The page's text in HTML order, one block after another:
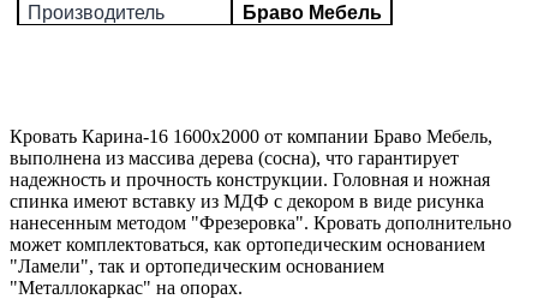
Производитель Браво Мебель
Кровать Карина-16 1600х2000 от компании Браво Мебель,
выполнена из массива дерева (сосна), что гарантирует
надежность и прочность конструкции. Головная и ножная
спинка имеют вставку из МДФ с декором в виде рисунка
нанесенным методом "Фрезеровка". Кровать дополнительно
может комплектоваться, как ортопедическим основанием
"Ламели", так и ортопедическим основанием
"Металлокаркас" на опорах.